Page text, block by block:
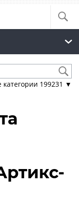
категории 199231 ▼